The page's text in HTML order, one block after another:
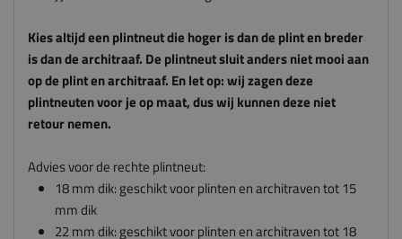
plintneuten voor je op maat, dus wij kunnen deze niet
retour nemen.
Advies voor de rechte plintneut:
18 mm dik: geschikt voor plinten en architraven tot 15
22 mm dik: geschikt voor plinten en architraven tot 18
mm dik
25 mm dik: geschikt voor plinten en architraven tot 22
mm dik